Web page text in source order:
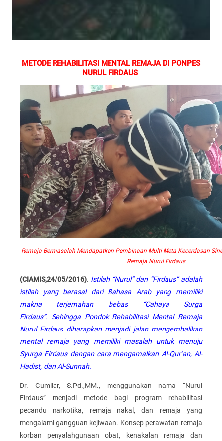
METODE REHABILITASI MENTAL REMAJA DI PONPES
NURUL FIRDAUS
Remaja Bermasalah Mendapatkan Pembinaan Multi Meta Kecerdasan
Remaja Nurul Firdaus
(CIAMIS,24/05/2016). Istilah “Nurul” dan “Firdaus” adalah
istilah yang berasal dari Bahasa Arab yang memiliki
makna terjemahan bebas “Cahaya Surga
Firdaus”. Sehingga Pondok Rehabilitasi Mental Remaja
Nurul Firdaus diharapkan menjadi jalan mengembalikan
mental remaja yang memiliki masalah untuk menuju
Syurga Firdaus dengan cara mengamalkan Al-Qur’an, Al-
Hadist, dan Al-Sunnah.
Dr. Gumilar, S.Pd.,MM., menggunakan nama “Nurul
Firdaus” menjadi metode bagi program rehabilitasi
pecandu narkotika, remaja nakal, dan remaja yang
mengalami gangguan kejiwaan. Konsep perawatan remaja
korban penyalahgunaan obat, kenakalan remaja dan